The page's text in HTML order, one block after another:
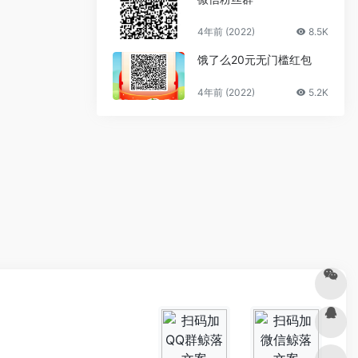
4年前 (2022) 8.5K
饿了么20元无门槛红包
4年前 (2022) 5.2K